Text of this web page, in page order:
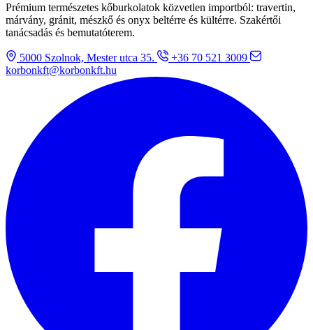
Prémium természetes kőburkolatok közvetlen importból: travertin,
márvány, gránit, mészkő és onyx beltérre és kültérre. Szakértői
tanácsadás és bemutatóterem.
5000 Szolnok, Mester utca 35.
+36 70 521 3009
korbonkft@korbonkft.hu